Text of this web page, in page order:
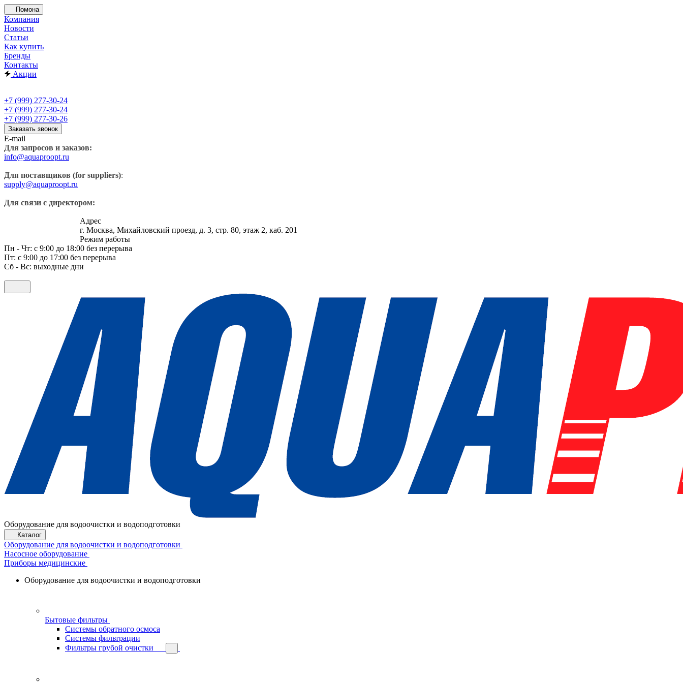
Помона
Компания
Новости
Статьи
Как купить
Бренды
Контакты
Акции
+7 (999) 277-30-24
+7 (999) 277-30-24
+7 (999) 277-30-26
Заказать звонок
E-mail
Для запросов и заказов:
info@aquaproopt.ru
Для поставщиков (for suppliers):
supply@aquaproopt.ru
Для связи с директором:
Адрес
г. Москва, Михайловский проезд, д. 3, стр. 80, этаж 2, каб. 201
Режим работы
Пн - Чт: с 9:00 до 18:00 без перерыва
Пт: с 9:00 до 17:00 без перерыва
Сб - Вс: выходные дни
Оборудование для водоочистки и водоподготовки
Каталог
Оборудование для водоочистки и водоподготовки
Насосное оборудование
Приборы медицинские
Оборудование для водоочистки и водоподготовки
Бытовые фильтры
Системы обратного осмоса
Системы фильтрации
Фильтры грубой очистки